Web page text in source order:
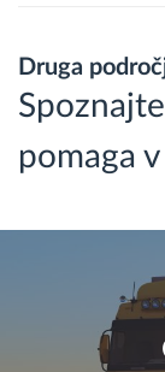
Druga
pomaga